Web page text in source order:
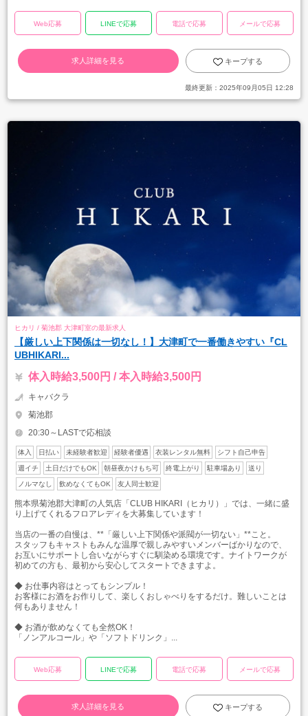
Web応募 LINEで応募 電話で応募 メールで応募
求人詳細を見る キープする
最終更新： 2025年09月05日 12:28
ヒカリ / 菊池郡 大津町室の最新求人
【厳しい上下関係は一切なし！】大津町で一番働きやすい『CL
UBHIKARI...
体入時給3,500円 / 本入時給3,500円
キャバクラ
菊池郡
20:30～LASTで応相談
体入 日払い 未経験者歓迎 経験者優遇 衣装レンタル無料 シフト自己申告
週イチ 土日だけでもOK 朝昼夜かけもち可 終電上がり 駐車場あり 送り
ノルマなし 飲めなくてもOK 友人同士歓迎
熊本県菊池郡大津町の人気店「CLUB HIKARI（ヒカリ）」では、一緒に盛
り上げてくれるフロアレディを大募集しています！
当店の一番の自慢は、**「厳しい上下関係や派閥が一切ない」**こと。
スタッフもキャストもみんな温厚で親しみやすいメンバーばかりなので、
お互いにサポートし合いながらすぐに馴染める環境です。ナイトワークが
初めての方も、最初から安心してスタートできますよ。
◆ お仕事内容はとってもシンプル！
お客様にお酒をお作りして、楽しくおしゃべりをするだけ。難しいことは
何もありません！
◆ お酒が飲めなくても全然OK！
「ノンアルコール」や「ソフトドリンク」...
Web応募 LINEで応募 電話で応募 メールで応募
求人詳細を見る キープする